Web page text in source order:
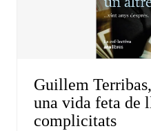
Guillem
una vida feta de
complicitats